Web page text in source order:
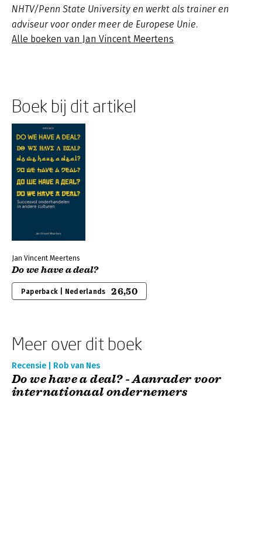
NHTV/Penn State University en werkt als trainer en
adviseur voor onder meer de Europese Unie.
Alle boeken van Jan Vincent Meertens
Boek bij dit artikel
Jan Vincent Meertens
Do we have a deal?
Paperback | Nederlands 26,50
Meer over dit boek
Recensie | Rob van Nes
Do we have a deal? - Aanrader voor
internationaal ondernemers